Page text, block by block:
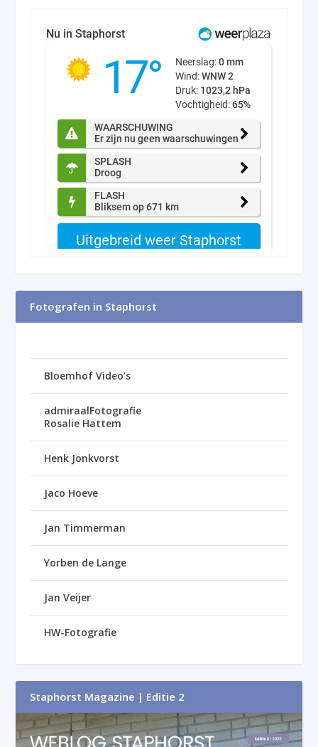
Fotografen in Staphorst
Bloemhof Video’s
admiraalFotografie
Rosalie Hattem
Henk Jonkvorst
Jaco Hoeve
Jan Timmerman
Yorben de Lange
Jan Veijer
HW-Fotografie
Staphorst Magazine | Editie 2